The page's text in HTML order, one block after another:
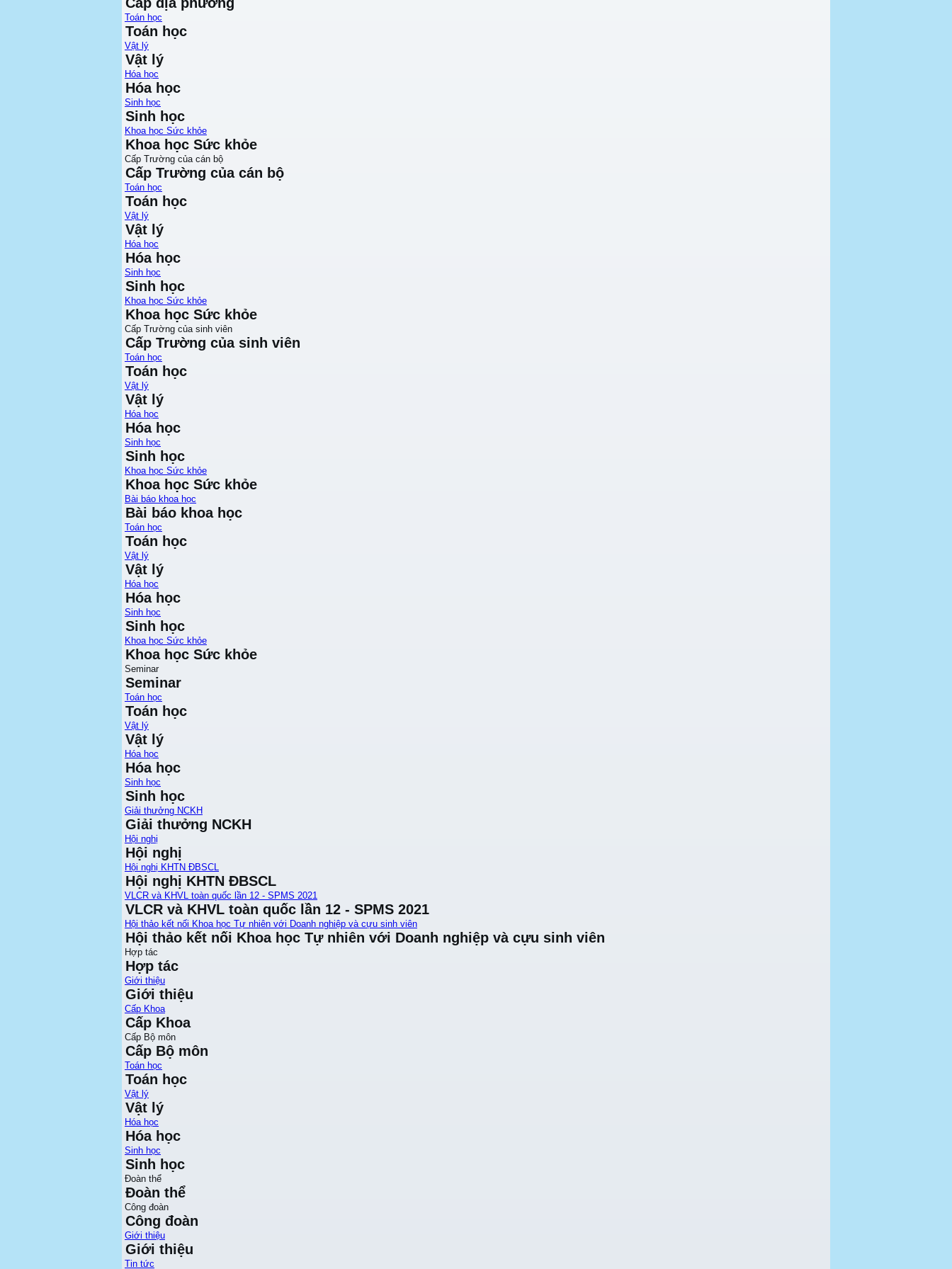
Toán học
Toán học
Vật lý
Vật lý
Hóa học
Hóa học
Sinh học
Sinh học
Khoa học Sức khỏe
Khoa học Sức khỏe
Cấp Trường của cán bộ
Cấp Trường của cán bộ
Toán học
Toán học
Vật lý
Vật lý
Hóa học
Hóa học
Sinh học
Sinh học
Khoa học Sức khỏe
Khoa học Sức khỏe
Cấp Trường của sinh viên
Cấp Trường của sinh viên
Toán học
Toán học
Vật lý
Vật lý
Hóa học
Hóa học
Sinh học
Sinh học
Khoa học Sức khỏe
Khoa học Sức khỏe
Bài báo khoa học
Bài báo khoa học
Toán học
Toán học
Vật lý
Vật lý
Hóa học
Hóa học
Sinh học
Sinh học
Khoa học Sức khỏe
Khoa học Sức khỏe
Seminar
Seminar
Toán học
Toán học
Vật lý
Vật lý
Hóa học
Hóa học
Sinh học
Sinh học
Giải thưởng NCKH
Giải thưởng NCKH
Hội nghị
Hội nghị
Hội nghị KHTN ĐBSCL
Hội nghị KHTN ĐBSCL
VLCR và KHVL toàn quốc lần 12 - SPMS 2021
VLCR và KHVL toàn quốc lần 12 - SPMS 2021
Hội thảo kết nối Khoa học Tự nhiên với Doanh nghiệp và cựu sinh viên
Hội thảo kết nối Khoa học Tự nhiên với Doanh nghiệp và cựu sinh viên
Hợp tác
Hợp tác
Giới thiệu
Giới thiệu
Cấp Khoa
Cấp Khoa
Cấp Bộ môn
Cấp Bộ môn
Toán học
Toán học
Vật lý
Vật lý
Hóa học
Hóa học
Sinh học
Sinh học
Đoàn thể
Đoàn thể
Công đoàn
Công đoàn
Giới thiệu
Giới thiệu
Tin tức